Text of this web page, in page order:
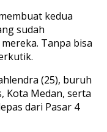
kedua
sudah
Tanpa bisa
(25), buruh
Kota Medan, serta
dari Pasar 4